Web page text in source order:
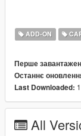
ADD-ON
Перше
Останнє
Last Downloaded:
All